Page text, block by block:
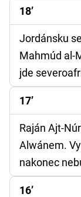
18’
Jordánsku
Mahmúd al-
jde
17’
Raján Ajt-
Alwánem.
nakonec
16’